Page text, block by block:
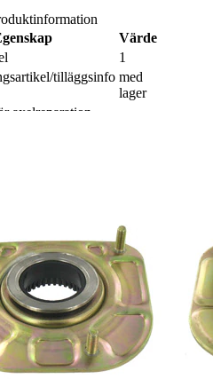
Värde
1
tilläggsinfo med
lager
axelreparation